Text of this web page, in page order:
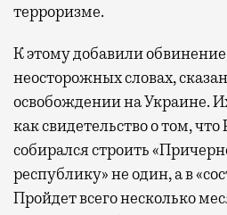
терроризме.
К этому добавили
неосторожных словах,
освобождении на Украине.
как свидетельство о том,
собирался строить
республику» не один, а в
Пройдет всего несколько